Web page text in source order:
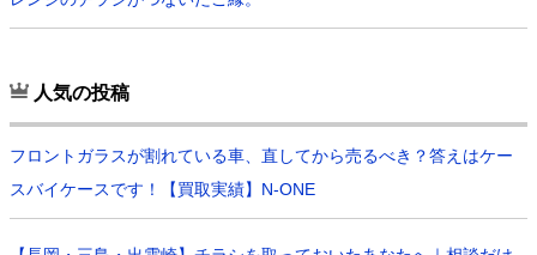
人気の投稿
フロントガラスが割れている車、直してから売るべき？答えはケー
スバイケースです！【買取実績】N-ONE